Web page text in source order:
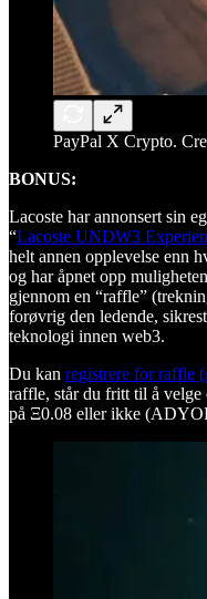
PayPal X Crypto.
BONUS:
Lacoste har annonsert sin
“Lacoste UNDW3
helt annen opplevelse enn
og har åpnet opp
gjennom en “raffle”
forøvrig den ledende,
teknologi innen web3.
Du kan registrere for raffle
raffle, står du fritt til å velge
på Ξ0.08 eller ikke